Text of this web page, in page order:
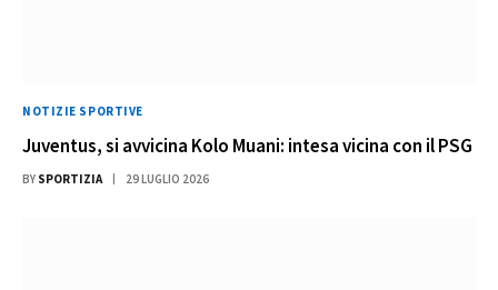
NOTIZIE SPORTIVE
Juventus, si avvicina Kolo Muani: intesa vicina con il PSG
BY SPORTIZIA 29 LUGLIO 2026